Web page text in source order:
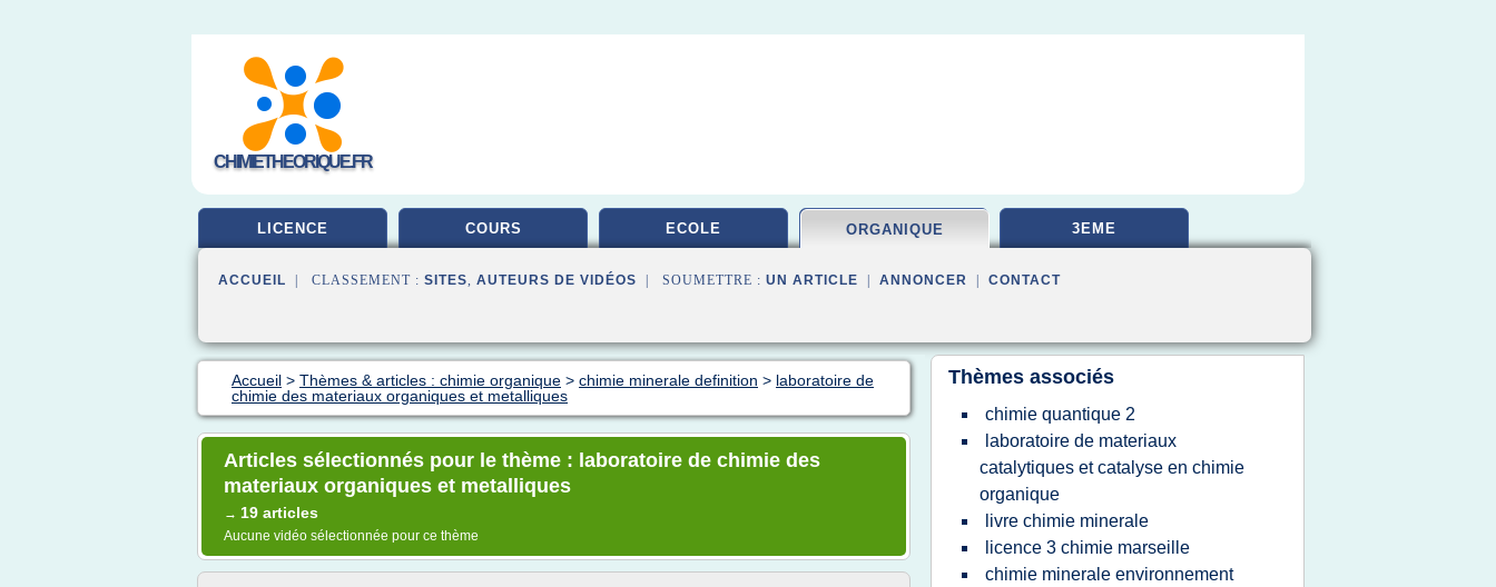
CHIMIETHEORIQUE.FR
LICENCE COURS ECOLE ORGANIQUE 3EME
ACCUEIL | CLASSEMENT : SITES, AUTEURS DE VIDÉOS | SOUMETTRE : UN ARTICLE ANNONCER CONTACT
Accueil > Thèmes & articles : chimie organique > chimie minerale definition > laboratoire de
chimie des materiaux organiques et metalliques
Articles sélectionnés pour le thème : laboratoire de chimie des
materiaux organiques et metalliques
→ 19 articles
Aucune vidéo sélectionnée pour ce thème
Thèmes associés
chimie quantique 2
laboratoire de materiaux
catalytiques et catalyse en chimie
organique
livre chimie minerale
licence 3 chimie marseille
chimie minerale environnement